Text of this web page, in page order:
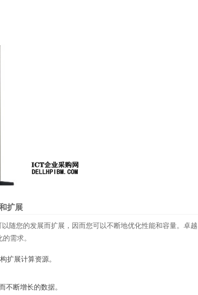
扩展
随您的发展而扩展，因而您可以不断地优化性能和容量。卓越
需求。
扩展计算资源。
不断增长的数据。